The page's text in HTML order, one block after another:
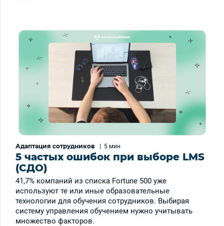
Адаптация сотрудников 5 мин
5 частых ошибок при выборе LMS
(СДО)
41,7% компаний из списка Fortune 500 уже
используют те или иные образовательные
технологии для обучения сотрудников. Выбирая
систему управления обучением нужно учитывать
множество факторов.